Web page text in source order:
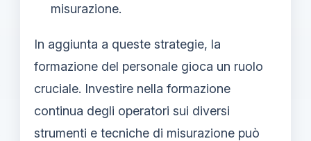
misurazione.
In aggiunta a queste strategie, la
formazione del personale gioca un ruolo
cruciale. Investire nella formazione
continua degli operatori sui diversi
strumenti e tecniche di misurazione può